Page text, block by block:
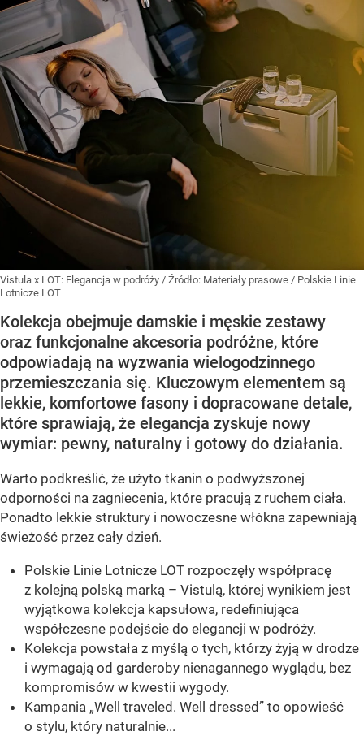
Vistula x LOT: Elegancja w podróży / Źródło: Materiały prasowe / Polskie Linie
Lotnicze LOT
Kolekcja obejmuje damskie i męskie zestawy
oraz funkcjonalne akcesoria podróżne, które
odpowiadają na wyzwania wielogodzinnego
przemieszczania się. Kluczowym elementem są
lekkie, komfortowe fasony i dopracowane detale,
które sprawiają, że elegancja zyskuje nowy
wymiar: pewny, naturalny i gotowy do działania.
Warto podkreślić, że użyto tkanin o podwyższonej
odporności na zagniecenia, które pracują z ruchem ciała.
Ponadto lekkie struktury i nowoczesne włókna zapewniają
świeżość przez cały dzień.
Polskie Linie Lotnicze LOT rozpoczęły współpracę
z kolejną polską marką – Vistulą, której wynikiem jest
wyjątkowa kolekcja kapsułowa, redefiniująca
współczesne podejście do elegancji w podróży.
Kolekcja powstała z myślą o tych, którzy żyją w drodze
i wymagają od garderoby nienagannego wyglądu, bez
kompromisów w kwestii wygody.
Kampania „Well traveled. Well dressed” to opowieść
o stylu, który naturalnie...